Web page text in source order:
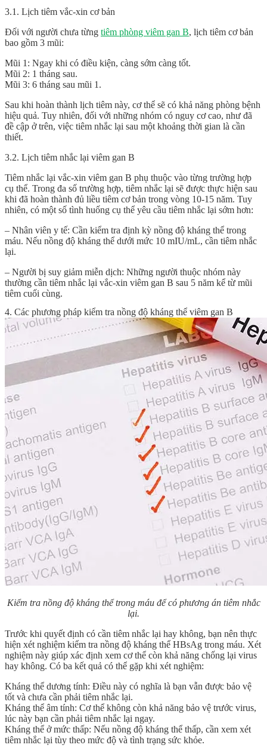
3.1. Lịch tiêm vắc-xin cơ bản
Đối với người chưa từng tiêm phòng viêm gan B, lịch tiêm cơ bản
bao gồm 3 mũi:
Mũi 1: Ngay khi có điều kiện, càng sớm càng tốt.
Mũi 2: 1 tháng sau.
Mũi 3: 6 tháng sau mũi 1.
Sau khi hoàn thành lịch tiêm này, cơ thể sẽ có khả năng phòng bệnh
hiệu quả. Tuy nhiên, đối với những nhóm có nguy cơ cao, như đã
đề cập ở trên, việc tiêm nhắc lại sau một khoảng thời gian là cần
thiết.
3.2. Lịch tiêm nhắc lại viêm gan B
Tiêm nhắc lại vắc-xin viêm gan B phụ thuộc vào từng trường hợp
cụ thể. Trong đa số trường hợp, tiêm nhắc lại sẽ được thực hiện sau
khi đã hoàn thành đủ liều tiêm cơ bản trong vòng 10-15 năm. Tuy
nhiên, có một số tình huống cụ thể yêu cầu tiêm nhắc lại sớm hơn:
– Nhân viên y tế: Cần kiểm tra định kỳ nồng độ kháng thể trong
máu. Nếu nồng độ kháng thể dưới mức 10 mIU/mL, cần tiêm nhắc
lại.
– Người bị suy giảm miễn dịch: Những người thuộc nhóm này
thường cần tiêm nhắc lại vắc-xin viêm gan B sau 5 năm kể từ mũi
tiêm cuối cùng.
4. Các phương pháp kiểm tra nồng độ kháng thể viêm gan B
Kiểm tra nồng độ kháng thể trong máu để có phương án tiêm nhắc
lại.
Trước khi quyết định có cần tiêm nhắc lại hay không, bạn nên thực
hiện xét nghiệm kiểm tra nồng độ kháng thể HBsAg trong máu. Xét
nghiệm này giúp xác định xem cơ thể còn khả năng chống lại virus
hay không. Có ba kết quả có thể gặp khi xét nghiệm:
Kháng thể dương tính: Điều này có nghĩa là bạn vẫn được bảo vệ
tốt và chưa cần phải tiêm nhắc lại.
Kháng thể âm tính: Cơ thể không còn khả năng bảo vệ trước virus,
lúc này bạn cần phải tiêm nhắc lại ngay.
Kháng thể ở mức thấp: Nếu nồng độ kháng thể thấp, cần xem xét
tiêm nhắc lại tùy theo mức độ và tình trạng sức khỏe.